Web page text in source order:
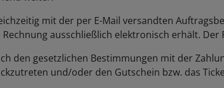
mit der per E-Mail versandten
ausschließlich elektronisch erhält.
den gesetzlichen Bestimmungen mit der
und/oder den Gutschein bzw. das